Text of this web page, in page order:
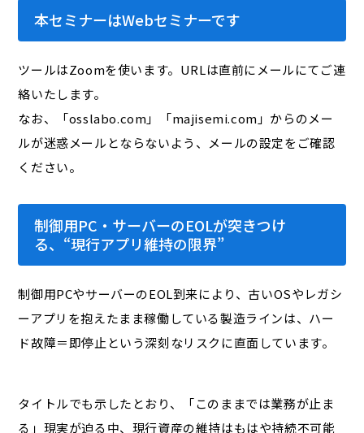
本セミナーはWebセミナーです
ツールはZoomを使います。URLは直前にメールにてご連
絡いたします。
なお、「osslabo.com」「majisemi.com」からのメー
ルが迷惑メールとならないよう、メールの設定をご確認
ください。
制御用PC・サーバーのEOLが突きつけ
る、“現行アプリ維持の限界”
制御用PCやサーバーのEOL到来により、古いOSやレガシ
ーアプリを抱えたまま稼働している製造ラインは、ハー
ド故障＝即停止という深刻なリスクに直面しています。
タイトルでも示したとおり、「このままでは業務が止ま
る」現実が迫る中、現行資産の維持はもはや持続不可能